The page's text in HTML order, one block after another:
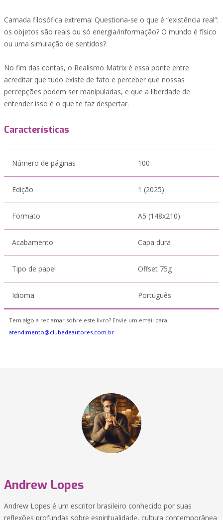
Camada filosófica extrema: Questiona-se o que é “existência real”:
os objetos são reais ou só energia/informação? O mundo é físico
ou uma simulação de sentidos?
No fim das contas, o Realismo Matrix é essa ponte entre
acreditar que tudo existe de fato e perceber que nossas
percepções podem ser manipuladas, e que a liberdade de
entender isso é o que te faz despertar.
Características
Número de páginas 100
Edição 1 (2025)
Formato A5 (148x210)
Acabamento Capa dura
Tipo de papel Offset 75g
Idioma Português
Tem algo a reclamar sobre este livro? Envie um email para
atendimento@clubedeautores.com.br
Andrew Lopes
Andrew Lopes é um escritor brasileiro conhecido por suas
reflexões profundas sobre espiritualidade, cultura contemporânea